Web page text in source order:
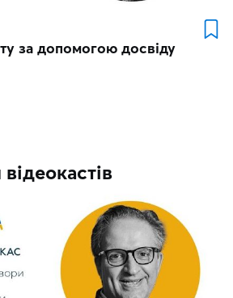
за допомогою досвіду